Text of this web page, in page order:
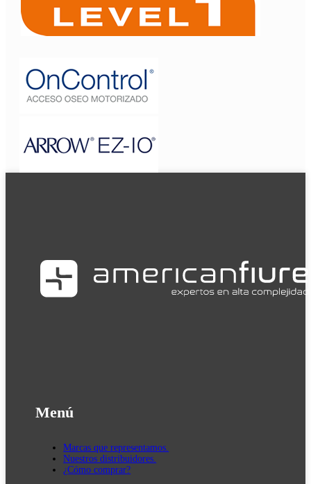
Menú
Marcas que representamos.
Nuestros distribuidores.
¿Cómo comprar?